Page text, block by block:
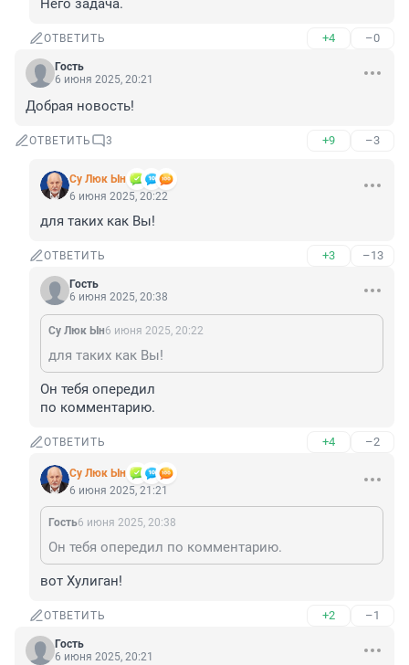
Него задача.
ОТВЕТИТЬ +4 –0
Гость
6 июня 2025, 20:21
Добрая новость!
ОТВЕТИТЬ 3 +9 –3
Су Люк Ын
6 июня 2025, 20:22
для таких как Вы!
ОТВЕТИТЬ +3 –13
Гость
6 июня 2025, 20:38
Су Люк Ын6 июня 2025, 20:22
для таких как Вы!
Он тебя опередил
по комментарию.
ОТВЕТИТЬ +4 –2
Су Люк Ын
6 июня 2025, 21:21
Гость6 июня 2025, 20:38
Он тебя опередил по комментарию.
вот Хулиган!
ОТВЕТИТЬ +2 –1
Гость
6 июня 2025, 20:21